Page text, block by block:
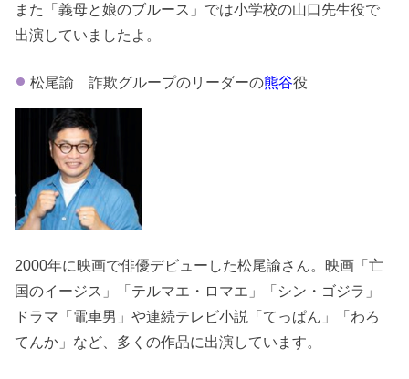
また「義母と娘のブルース」では小学校の山口先生役で
出演していましたよ。
松尾諭 詐欺グループのリーダーの熊谷役
2000年に映画で俳優デビューした松尾諭さん。映画「亡
国のイージス」「テルマエ・ロマエ」「シン・ゴジラ」
ドラマ「電車男」や連続テレビ小説「てっぱん」「わろ
てんか」など、多くの作品に出演しています。